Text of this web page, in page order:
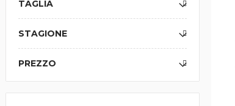
TAGLIA
STAGIONE
PREZZO